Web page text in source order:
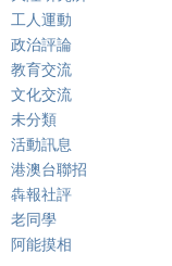
工人運動
政治評論
教育交流
文化交流
未分類
活動訊息
港澳台聯招
犇報社評
老同學
阿能摸相